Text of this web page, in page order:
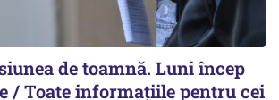
de toamnă. Luni încep
/ Toate informațiile pentru cei